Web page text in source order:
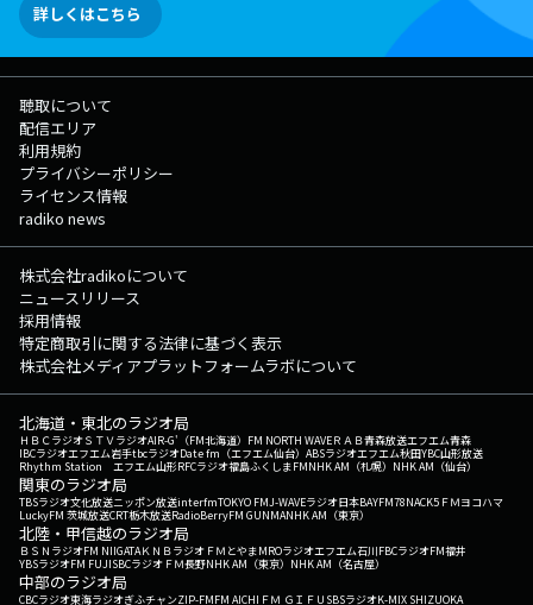
詳しくはこちら
聴取について
配信エリア
利用規約
プライバシーポリシー
ライセンス情報
radiko news
株式会社radikoについて
ニュースリリース
採用情報
特定商取引に関する法律に基づく表示
株式会社メディアプラットフォームラボについて
北海道・東北のラジオ局
ＨＢＣラジオＳＴＶラジオAIR-G'（FM北海道） FM NORTH WAVEＲＡＢ青森放送エフエム青森
IBCラジオエフエム岩手tbcラジオDate fm（エフエム仙台） ABSラジオエフエム秋田YBC山形放送
Rhythm Station エフエム山形RFCラジオ福島ふくしまFMNHK AM（札幌） NHK AM（仙台）
関東のラジオ局
TBSラジオ文化放送ニッポン放送interfmTOKYO FMJ-WAVEラジオ日本BAYFM78NACK5 ＦＭヨコハマ
LuckyFM 茨城放送CRT栃木放送RadioBerryFM GUNMANHK AM（東京）
北陸・甲信越のラジオ局
ＢＳＮラジオFM NIIGATAＫＮＢラジオ ＦＭとやまMROラジオエフエム石川FBCラジオFM福井
YBSラジオFM FUJISBCラジオ ＦＭ長野NHK AM（東京） NHK AM（名古屋）
中部のラジオ局
CBCラジオ東海ラジオぎふチャンZIP-FMFM AICHI ＦＭ ＧＩＦＵ SBSラジオK-MIX SHIZUOKA